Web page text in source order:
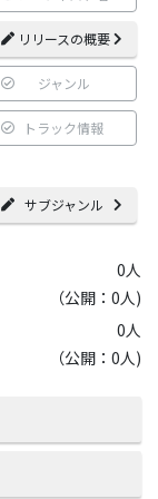
リリースの概要
ジャンル
トラック情報
サブジャンル
0人
（公開：0人)
0人
（公開：0人)